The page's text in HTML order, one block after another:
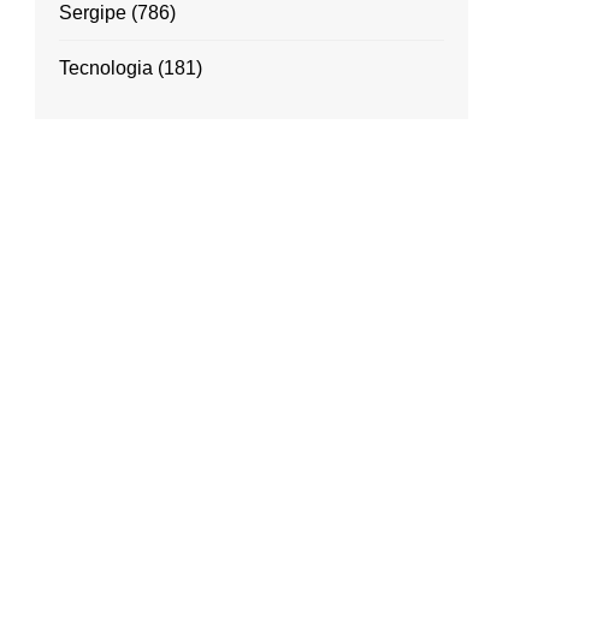
Sergipe (786)
Tecnologia (181)